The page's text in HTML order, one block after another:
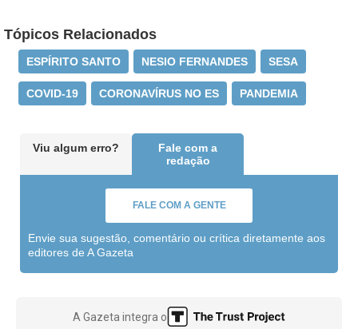
Tópicos Relacionados
ESPÍRITO SANTO NESIO FERNANDES SESA
COVID-19 CORONAVÍRUS NO ES PANDEMIA
Viu algum erro?
Fale com a
redação
FALE COM A GENTE
Envie sua sugestão, comentário ou crítica diretamente aos
editores de A Gazeta
A Gazeta integra o